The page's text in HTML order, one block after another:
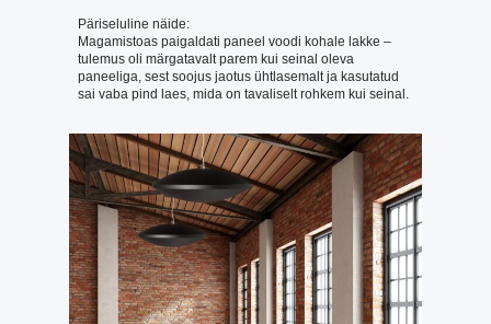
Päriseluline näide:
Magamistoas paigaldati paneel voodi kohale lakke –
tulemus oli märgatavalt parem kui seinal oleva
paneeliga, sest soojus jaotus ühtlasemalt ja kasutatud
sai vaba pind laes, mida on tavaliselt rohkem kui seinal.